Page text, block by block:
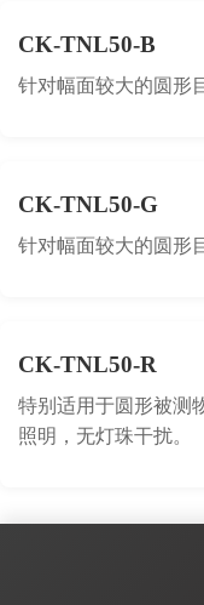
CK-TNL50-B
针对幅面较大的圆形
CK-TNL50-G
针对幅面较大的圆形
CK-TNL50-R
特别适用于圆形被测
照明，无灯珠干扰。